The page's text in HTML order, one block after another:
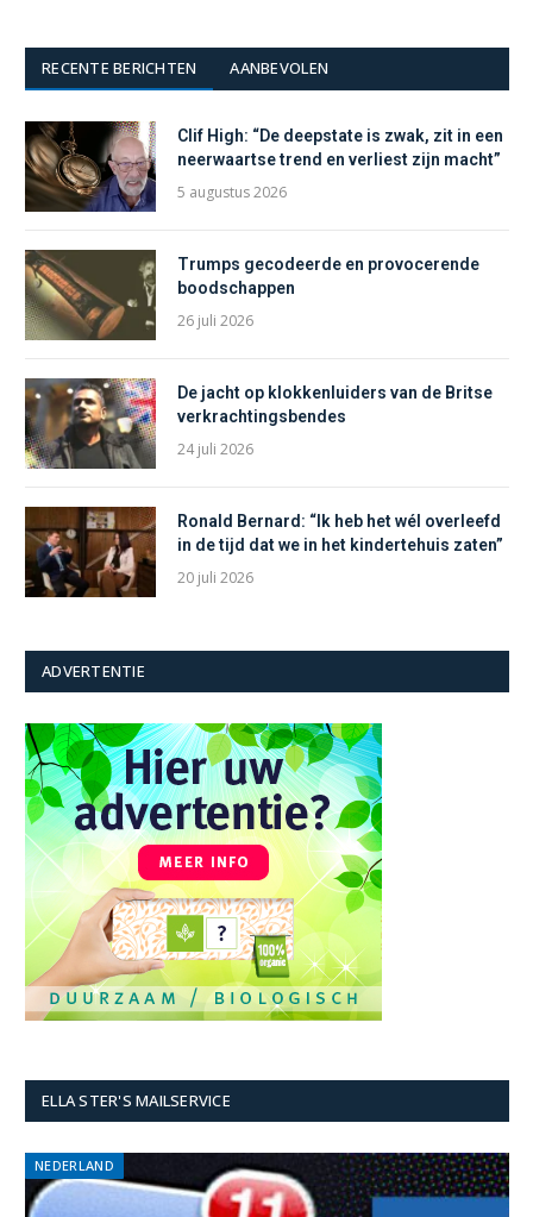
RECENTE BERICHTEN AANBEVOLEN
Clif High: “De deepstate is zwak, zit in een
neerwaartse trend en verliest zijn macht”
5 augustus 2026
Trumps gecodeerde en provocerende
boodschappen
26 juli 2026
De jacht op klokkenluiders van de Britse
verkrachtingsbendes
24 juli 2026
Ronald Bernard: “Ik heb het wél overleefd
in de tijd dat we in het kindertehuis zaten”
20 juli 2026
ADVERTENTIE
ELLA STER'S MAILSERVICE
NEDERLAND